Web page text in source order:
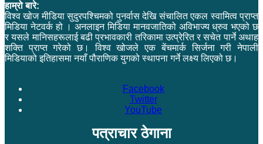
हाम्रो बारे:
विश्व खोज मीडिया सुदुरपश्चिमको पुनर्वास देखि संचालित एकल स्वामित्व प्राप्त
मिडिया नेटवर्क हो । अनलाइन मिडिया मानवजातिको अविभाज्य ध्रुव भएको छ
र यसले मानिसहरूलाई बढी प्रभावकारी तरिकामा उत्प्रेरित र सचेत पार्ने अथाह
शक्ति प्राप्त गरेको छ। विश्व खोजले एक बेंचमार्क सिर्जना गरी नेपाली
मिडियाको इतिहासमा नयाँ पौराणिक युगको स्थापना गर्ने लक्ष्य लिएको छ।
Facebook
Twitter
YouTube
पत्राचार ठेगाना